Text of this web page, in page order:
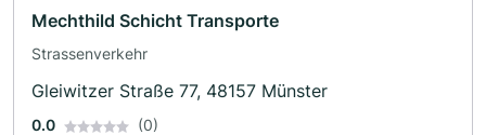
Mechthild Schicht Transporte
Strassenverkehr
Gleiwitzer Straße 77, 48157 Münster
0.0 (0)